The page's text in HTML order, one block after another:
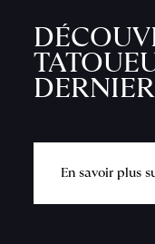
En savoir plus s